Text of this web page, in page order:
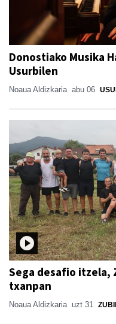
Donostiako Musika
Usurbilen
Noaua Aldizkaria abu 06
Sega desafio itzela,
txanpan
Noaua Aldizkaria uzt 31